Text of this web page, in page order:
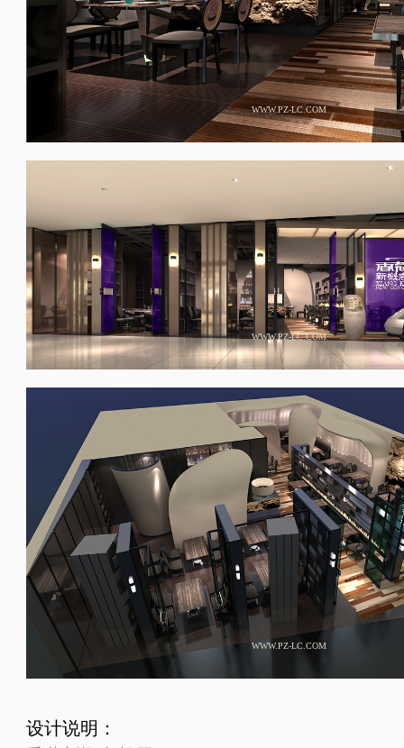
WWW.PZ-LC.COM
WWW.PZ-LC.COM
WWW.PZ-LC.COM
设计说明：